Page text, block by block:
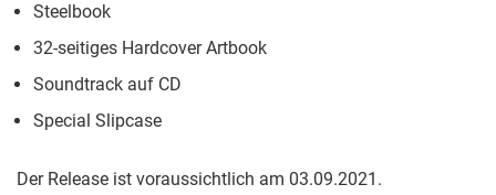
Steelbook
32-seitiges Hardcover Artbook
Soundtrack auf CD
Special Slipcase
Der Release ist voraussichtlich am 03.09.2021.